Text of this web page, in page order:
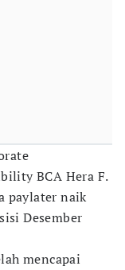
BCA Hera F.
paylater naik
Desember
mencapai